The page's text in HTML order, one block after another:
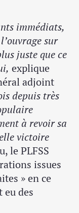
immédiats,
sur
juste que ce
explique
adjoint
depuis très
à revoir sa
victoire
le PLFSS
issues
» en ce
eu des